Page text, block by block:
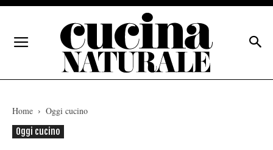
Home
Oggi cucino
Oggi cucino